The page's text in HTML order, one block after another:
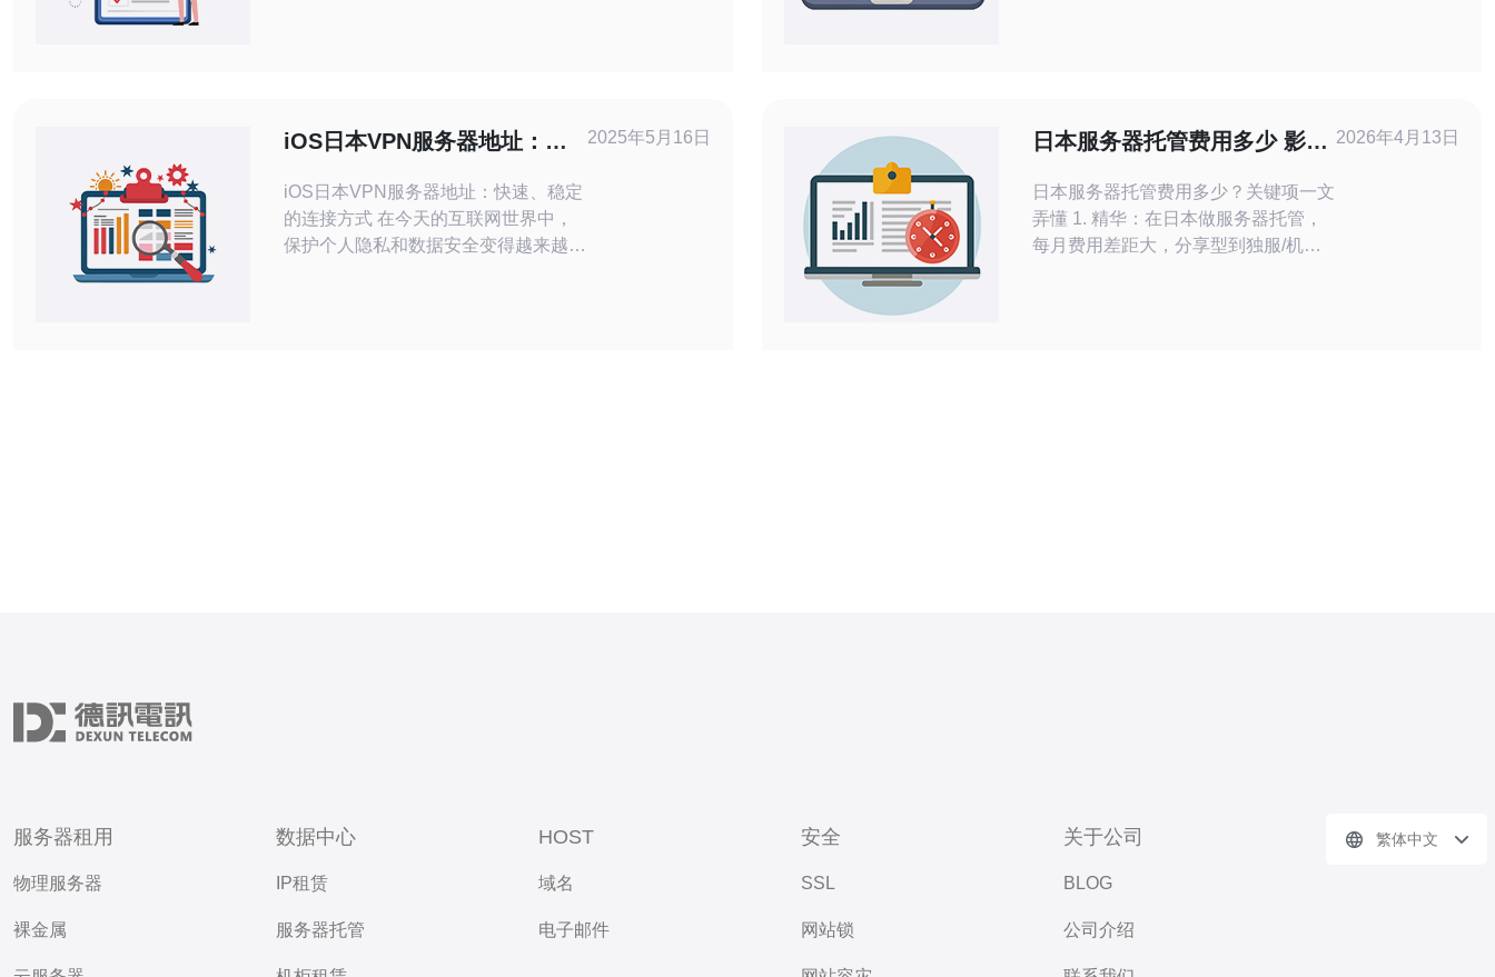
般是多少？ 在日本，日本服务器托管
的费用区间较大：基础的机柜/机架位
租
务器在硬件设施和网络环境上都有很高
的要求，保证了
iOS日本VPN服务器地址：快
iOS日本VPN服务器地址：快速、稳定
的连接方式 在今天的互联网世界中，
保护个人隐私和数据安全变得越来越重
2025年5月16日
日本服务器托管费用多少 影响
日本服务器托管费用多少？关键项一文
弄懂 1. 精华：在日本做服务器托管，
每月费用差距大，分享型到独服/机柜
2026年4月13日
服务器租用
物理服务器
裸金属
数据中心
IP租赁
服务器托管
HOST
域名
电子邮件
安全
SSL
网站锁
关于公司
BLOG
公司介绍
繁体中文